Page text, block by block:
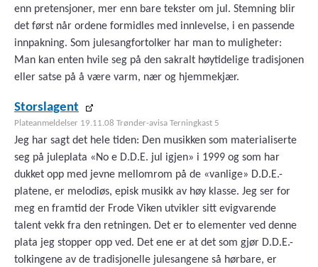
enn pretensjoner, mer enn bare tekster om jul. Stemning blir
det først når ordene formidles med innlevelse, i en passende
innpakning. Som julesangfortolker har man to muligheter:
Man kan enten hvile seg på den sakralt høytidelige tradisjonen
eller satse på å være varm, nær og hjemmekjær.
Storslagent
Plateanmeldelser 19.11.08 Trønder-avisa Terningkast 5
Jeg har sagt det hele tiden: Den musikken som materialiserte
seg på juleplata «No e D.D.E. jul igjen» i 1999 og som har
dukket opp med jevne mellomrom på de «vanlige» D.D.E.-
platene, er melodiøs, episk musikk av høy klasse. Jeg ser for
meg en framtid der Frode Viken utvikler sitt evigvarende
talent vekk fra den retningen. Det er to elementer ved denne
plata jeg stopper opp ved. Det ene er at det som gjør D.D.E.-
tolkingene av de tradisjonelle julesangene så hørbare, er